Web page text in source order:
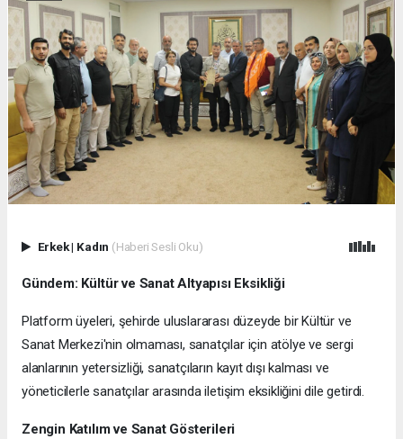
Erkek| Kadın (Haberi Sesli Oku)
Gündem: Kültür ve Sanat Altyapısı Eksikliği
Platform üyeleri, şehirde uluslararası düzeyde bir Kültür ve
Sanat Merkezi'nin olmaması, sanatçılar için atölye ve sergi
alanlarının yetersizliği, sanatçıların kayıt dışı kalması ve
yöneticilerle sanatçılar arasında iletişim eksikliğini dile getirdi.
Zengin Katılım ve Sanat Gösterileri